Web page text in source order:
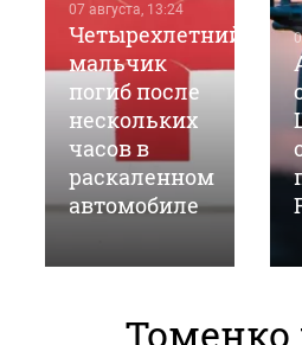
07 августа, 13:24
Четырехлетний
мальчик
погиб после
нескольких
часов в
раскаленном
автомобиле
Томенко